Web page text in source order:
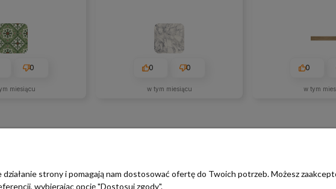
0
miesiącu
0 0
w tym miesiącu
0
w tym
WIEDZY PŁATNOŚCI I DOSTAWA
strony i pomagają nam dostosować ofertę do Twoich potrzeb. Możesz
wybierając opcję "Dostosuj zgody".